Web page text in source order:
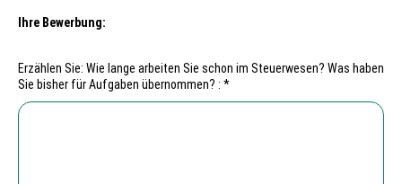
Ihre Bewerbung:
Erzählen Sie: Wie lange arbeiten Sie schon im Steuerwesen? Was haben
Sie bisher für Aufgaben übernommen? : *